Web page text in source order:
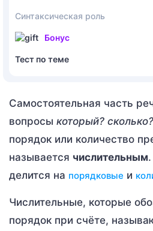
Синтаксическая роль
Бонус
Тест по теме
Самостоятельная часть
вопросы который? сколько?
порядок или количество
называется числительным
делится на порядковые и
Числительные, которые
порядок при счёте,